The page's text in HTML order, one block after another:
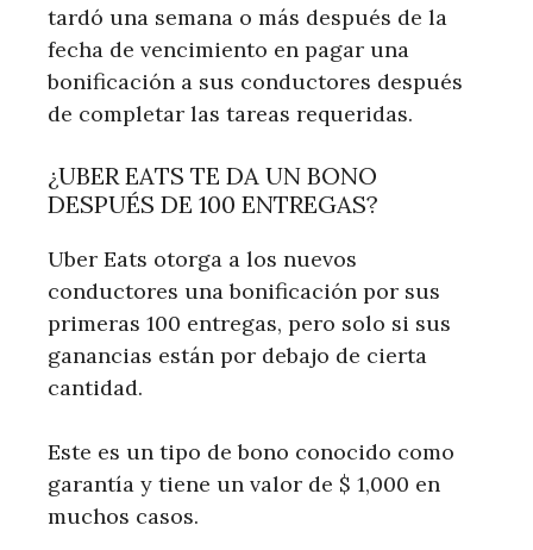
tardó una semana o más después de la
fecha de vencimiento en pagar una
bonificación a sus conductores después
de completar las tareas requeridas.
¿UBER EATS TE DA UN BONO
DESPUÉS DE 100 ENTREGAS?
Uber Eats otorga a los nuevos
conductores una bonificación por sus
primeras 100 entregas, pero solo si sus
ganancias están por debajo de cierta
cantidad.
Este es un tipo de bono conocido como
garantía y tiene un valor de $ 1,000 en
muchos casos.